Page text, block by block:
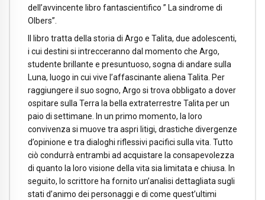
dell’avvincente libro fantascientifico ” La sindrome di
Olbers”.
Il libro tratta della storia di Argo e Talita, due adolescenti,
i cui destini si intrecceranno dal momento che Argo,
studente brillante e presuntuoso, sogna di andare sulla
Luna, luogo in cui vive l’affascinante aliena Talita. Per
raggiungere il suo sogno, Argo si trova obbligato a dover
ospitare sulla Terra la bella extraterrestre Talita per un
paio di settimane. In un primo momento, la loro
convivenza si muove tra aspri litigi, drastiche divergenze
d’opinione e tra dialoghi riflessivi pacifici sulla vita. Tutto
ciò condurrà entrambi ad acquistare la consapevolezza
di quanto la loro visione della vita sia limitata e chiusa. In
seguito, lo scrittore ha fornito un’analisi dettagliata sugli
stati d’animo dei personaggi e di come quest’ultimi